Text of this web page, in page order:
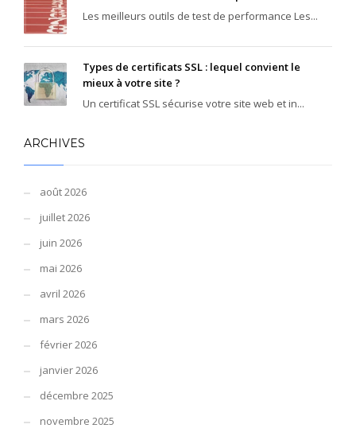
Les meilleurs outils de test de performance Les...
Types de certificats SSL : lequel convient le
mieux à votre site ?
Un certificat SSL sécurise votre site web et in...
ARCHIVES
août 2026
juillet 2026
juin 2026
mai 2026
avril 2026
mars 2026
février 2026
janvier 2026
décembre 2025
novembre 2025